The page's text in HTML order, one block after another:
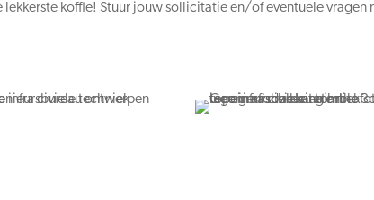
lekkerste koffie! Stuur jouw sollicitatie en/of eventuele vragen